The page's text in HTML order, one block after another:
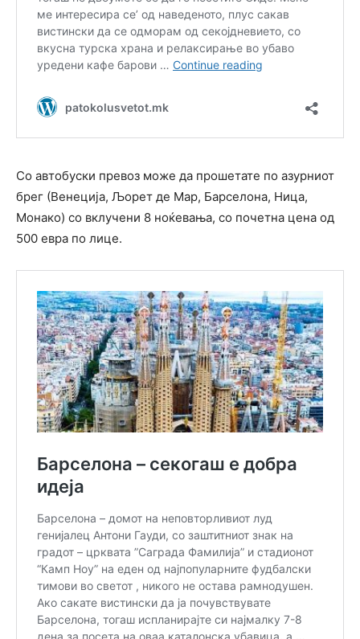
Со автобуски превоз може да прошетате по азурниот
брег (Венеција, Љорет де Мар, Барселона, Ница,
Монако) со вклучени 8 ноќевања, со почетна цена од
500 евра по лице.